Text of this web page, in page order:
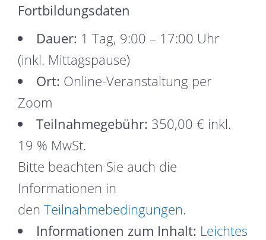
Fortbildungsdaten
Dauer: 1 Tag, 9:00 – 17:00 Uhr
(inkl. Mittagspause)
Ort: Online-Veranstaltung per
Zoom
Teilnahmegebühr: 350,00 € inkl.
19 % MwSt.
Bitte beachten Sie auch die
Informationen in
den Teilnahmebedingungen.
Informationen zum Inhalt: Leichtes